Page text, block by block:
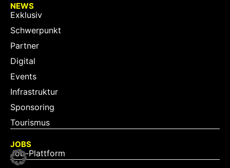
NEWS
Exklusiv
Schwerpunkt
Partner
Digital
Events
Infrastruktur
Sponsoring
Tourismus
JOBS
Job-Plattform